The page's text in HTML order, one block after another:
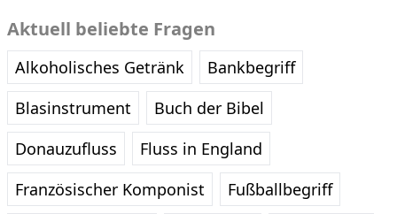
Aktuell beliebte Fragen
Alkoholisches Getränk
Bankbegriff
Blasinstrument
Buch der Bibel
Donauzufluss
Fluss in England
Französischer Komponist
Fußballbegriff